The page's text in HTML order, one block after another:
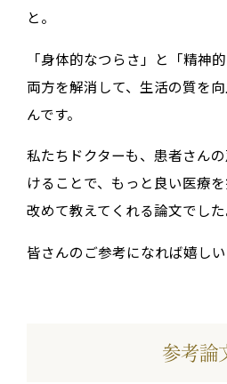
と。
「身体的なつらさ」と「精神
両方を解消して、生活の質を
んです。
私たちドクターも、患者さん
けることで、もっと良い医療
改めて教えてくれる論文でした
皆さんのご参考になれば嬉しい
参考論